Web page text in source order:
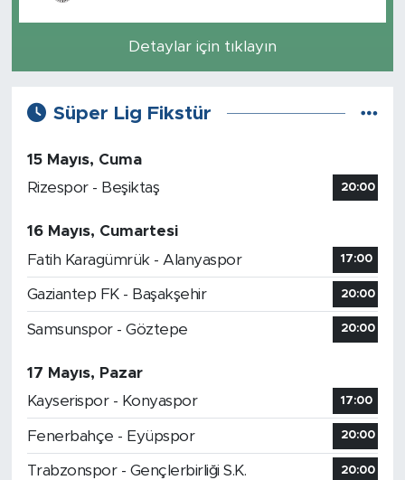
Detaylar için tıklayın
Süper Lig Fikstür
15 Mayıs, Cuma
Rizespor - Beşiktaş
20:00
16 Mayıs, Cumartesi
Fatih Karagümrük - Alanyaspor
17:00
Gaziantep FK - Başakşehir 20:00
Samsunspor - Göztepe 20:00
17 Mayıs, Pazar
Kayserispor - Konyaspor
17:00
Fenerbahçe - Eyüpspor 20:00
Trabzonspor - Gençlerbirliği S.K. 20:00